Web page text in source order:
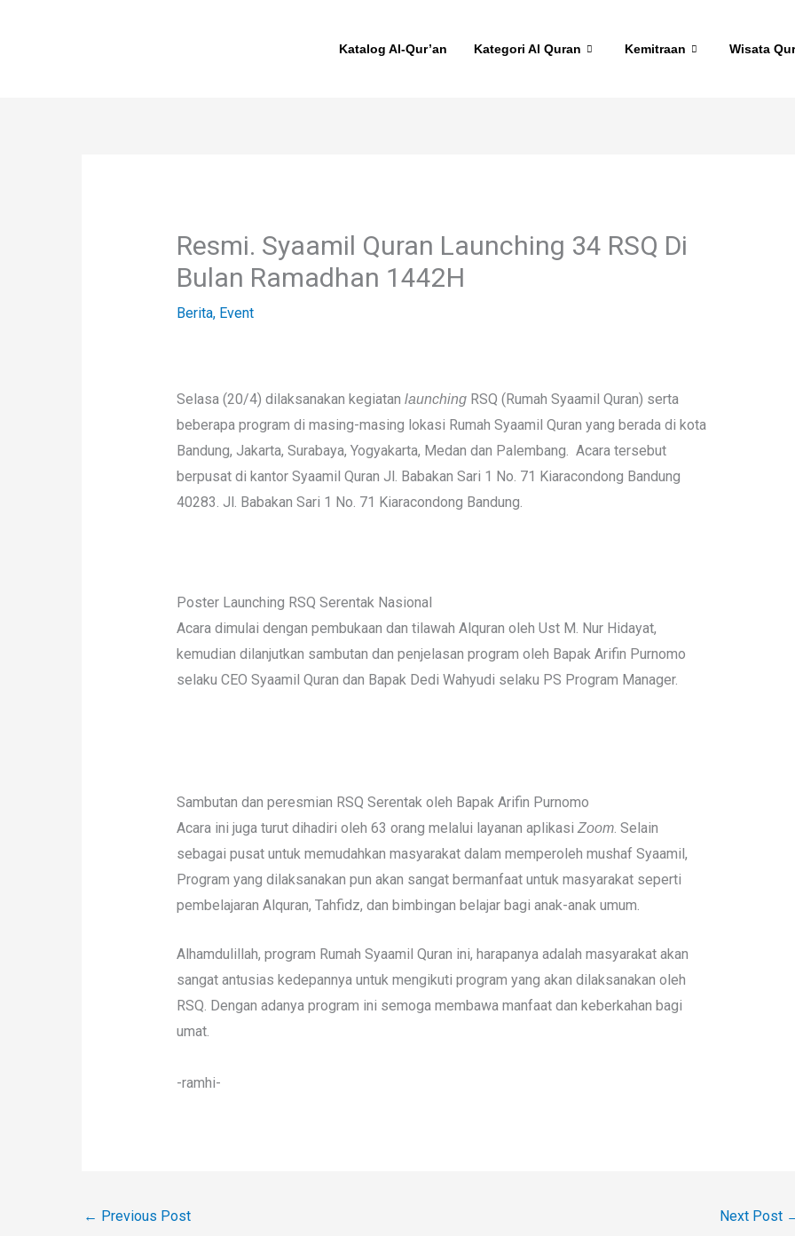
Katalog Al-Qur’an Kategori Al Quran Kemitraan Wisata
Resmi. Syaamil Quran Launching 34 RSQ Di
Bulan Ramadhan 1442H
Berita, Event
Selasa (20/4) dilaksanakan kegiatan launchingRSQ (Rumah Syaamil Quran) serta
beberapa program di masing-masing lokasi Rumah Syaamil Quran yang berada di kota
Bandung, Jakarta, Surabaya, Yogyakarta, Medan dan Palembang. Acara tersebut
berpusat di kantor Syaamil Quran Jl. Babakan Sari 1 No. 71 Kiaracondong Bandung
40283. Jl. Babakan Sari 1 No. 71 Kiaracondong Bandung.
Poster Launching RSQ Serentak Nasional
Acara dimulai dengan pembukaan dan tilawah Alquran oleh Ust M. Nur Hidayat,
kemudian dilanjutkan sambutan dan penjelasan program oleh Bapak Arifin Purnomo
selaku CEO Syaamil Quran dan Bapak Dedi Wahyudi selaku PS Program Manager.
Sambutan dan peresmian RSQ Serentak oleh Bapak Arifin Purnomo
Acara ini juga turut dihadiri oleh 63 orang melalui layanan aplikasiZoom. Selain
sebagai pusat untuk memudahkan masyarakat dalam memperoleh mushaf Syaamil,
Program yang dilaksanakan pun akan sangat bermanfaat untuk masyarakat seperti
pembelajaran Alquran, Tahfidz, dan bimbingan belajar bagi anak-anak umum.
Alhamdulillah, program Rumah Syaamil Quran ini, harapanya adalah masyarakat akan
sangat antusias kedepannya untuk mengikuti program yang akan dilaksanakan oleh
RSQ. Dengan adanya program ini semoga membawa manfaat dan keberkahan bagi
umat.
-ramhi-
← Previous Post Next Post